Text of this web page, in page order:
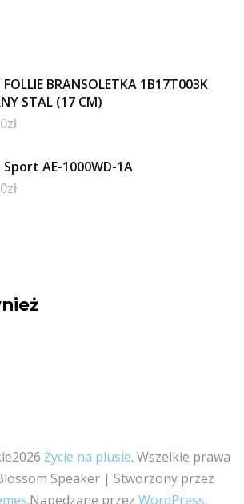
FOLLIE BRANSOLETKA 1B17T003K
STAL (17 CM)
zł
Sport AE-1000WD-1A
zł
Życie na plusie. Wszelkie prawa
Speaker | Stworzony przez
.Napędzane przez WordPress.